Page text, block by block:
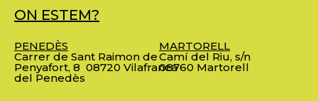
ON ESTEM?
PENEDÈS
Carrer de Sant Raimon de
Penyafort, 8 08720 Vilafranca
del Penedès
MARTORELL
Camí del Riu, s/n
08760 Martorell